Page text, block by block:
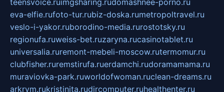
teensvoice.ruimgsharing.rudomashnee-porno.ru
eva-elfie.rufoto-tur.rubiz-doska.rumetropoltravel.ru
veslo-i-yakor.ruborodino-media.rurostotsky.ru
regionufa.ruweiss-bet.ruzaryna.rucasinotablet.ru
universalia.ruremont-mebeli-moscow.rutermomur.ru
clubfisher.ruremstirufa.ruerdamchi.rudoramamama.ru
muraviovka-park.ruworldofwoman.ruclean-dreams.ru
arkrym.rukristinita.rudircomputer.ruhealthenter.ru